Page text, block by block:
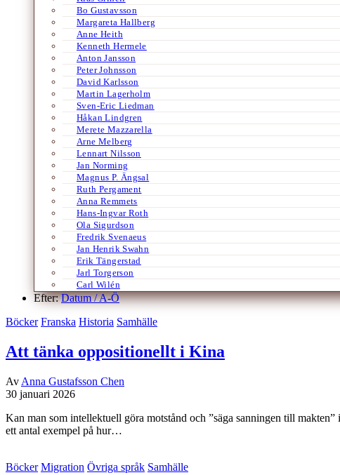
Bo Gustavsson
Margareta Hallberg
Anne Heith
Kenneth Hermele
Anton Jansson
Peter Johnsson
David Karlsson
Martin Lagerholm
Sven-Eric Liedman
Håkan Lindgren
Merete Mazzarella
Arne Melberg
Lennart Nilsson
Jan Norming
Magnus P. Ängsal
Ruth Pergament
Anna Remmets
Hans-Ingvar Roth
Ola Sigurdson
Fredrik Svenaeus
Jan Henrik Swahn
Erik Tängerstad
Jarl Torgerson
Carl Wilén
Efter:Datum /A-Ö
Böcker Franska Historia Samhälle
Att tänka oppositionellt i Kina
Av Anna Gustafsson Chen
30 januari 2026
Kan man som intellektuell göra motstånd och ”säga sanningen till
ett antal exempel på hur…
Böcker Migration Övriga språk Samhälle